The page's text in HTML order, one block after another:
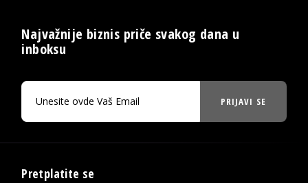
Najvažnije biznis priče svakog dana u
inboksu
PRIJAVI SE
Pretplatite se